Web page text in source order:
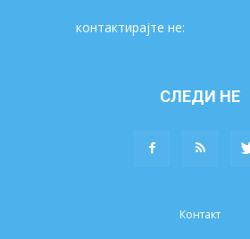
контактирајте не:
СЛЕДИ НЕ
Контакт